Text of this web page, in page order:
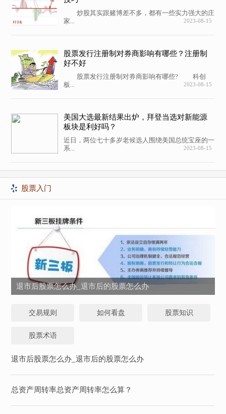
炒股其实跟赌博差不多，都有一些实力强大的庄
家...
2023-08-15
股票发行注册制对券商影响有哪些？注册制
好不好
股票发行注册制对券商影响有哪些? 科创
板...
2023-08-15
美国大选最新结果出炉，拜登当选对新能源
板块是利好吗？
近日，两位七十多岁老候选人围绕美国总统宝座的一
系...
2023-08-15
股票入门
退市后股票怎么办_退市后的股票怎么办
交易规则 如何看盘 股票知识
股票术语
退市后股票怎么办_退市后的股票怎么办
总资产周转率总资产周转率怎么算？